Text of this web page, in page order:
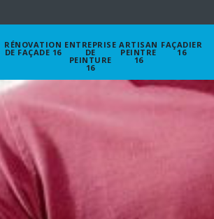
RÉNOVATION
DE FAÇADE 16
ENTREPRISE
DE
PEINTURE
16
ARTISAN
PEINTRE
16
FAÇADIER
16